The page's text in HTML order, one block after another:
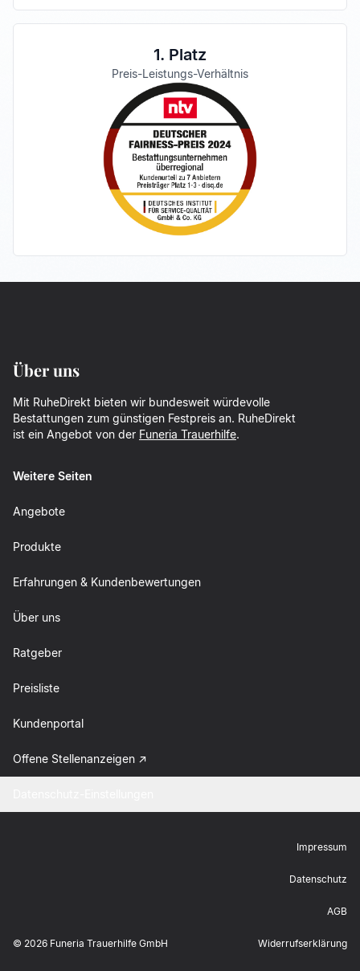
1. Platz
Preis-Leistungs-Verhältnis
Über uns
Mit RuheDirekt bieten wir bundesweit würdevolle
Bestattungen zum günstigen Festpreis an. RuheDirekt
ist ein Angebot von der Funeria Trauerhilfe.
Weitere Seiten
Angebote
Produkte
Erfahrungen & Kundenbewertungen
Über uns
Ratgeber
Preisliste
Kundenportal
Offene Stellenanzeigen
© 2026 Funeria Trauerhilfe GmbH
Impressum
Datenschutz
AGB
Widerrufserklärung